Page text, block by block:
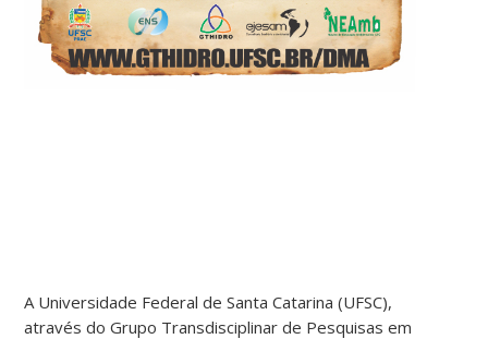
A Universidade Federal de Santa Catarina (UFSC),
através do Grupo Transdisciplinar de Pesquisas em